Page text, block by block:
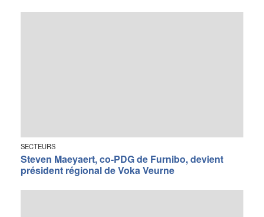
SECTEURS
Steven Maeyaert, co-PDG de Furnibo, devient
président régional de Voka Veurne